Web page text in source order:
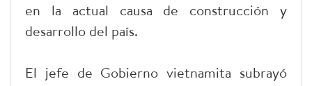
en la actual causa de construcción y
desarrollo del país.
El jefe de Gobierno vietnamita subrayó